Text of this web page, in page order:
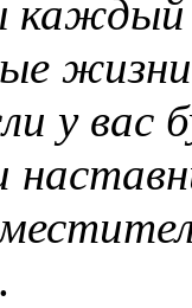
каждый
у вас